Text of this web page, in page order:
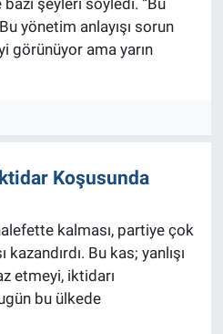
yönetim anlayışı sorun
görünüyor ama yarın
Koşusunda
kalması, partiye çok
Bu kas; yanlışı
etmeyi, iktidarı
bu ülkede